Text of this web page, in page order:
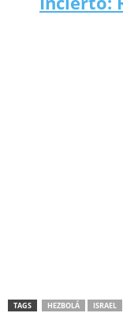
TAGS HEZBOLÁ ISRAEL